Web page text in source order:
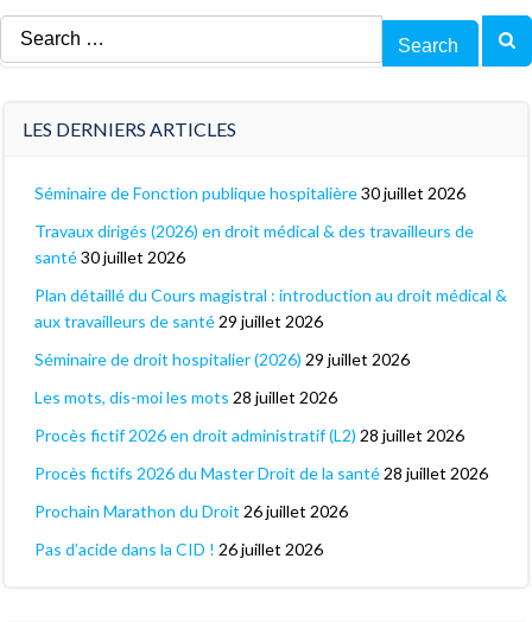
Search
for:
LES DERNIERS ARTICLES
Séminaire de Fonction publique hospitalière30 juillet 2026
Travaux dirigés (2026) en droit médical & des travailleurs de
santé30 juillet 2026
Plan détaillé du Cours magistral : introduction au droit médical &
aux travailleurs de santé 29 juillet 2026
Séminaire de droit hospitalier (2026) 29 juillet 2026
Les mots, dis-moi les mots 28 juillet 2026
Procès fictif 2026 en droit administratif (L2) 28 juillet 2026
Procès fictifs 2026 du Master Droit de la santé 28 juillet 2026
Prochain Marathon du Droit 26 juillet 2026
Pas d’acide dans la CID ! 26 juillet 2026